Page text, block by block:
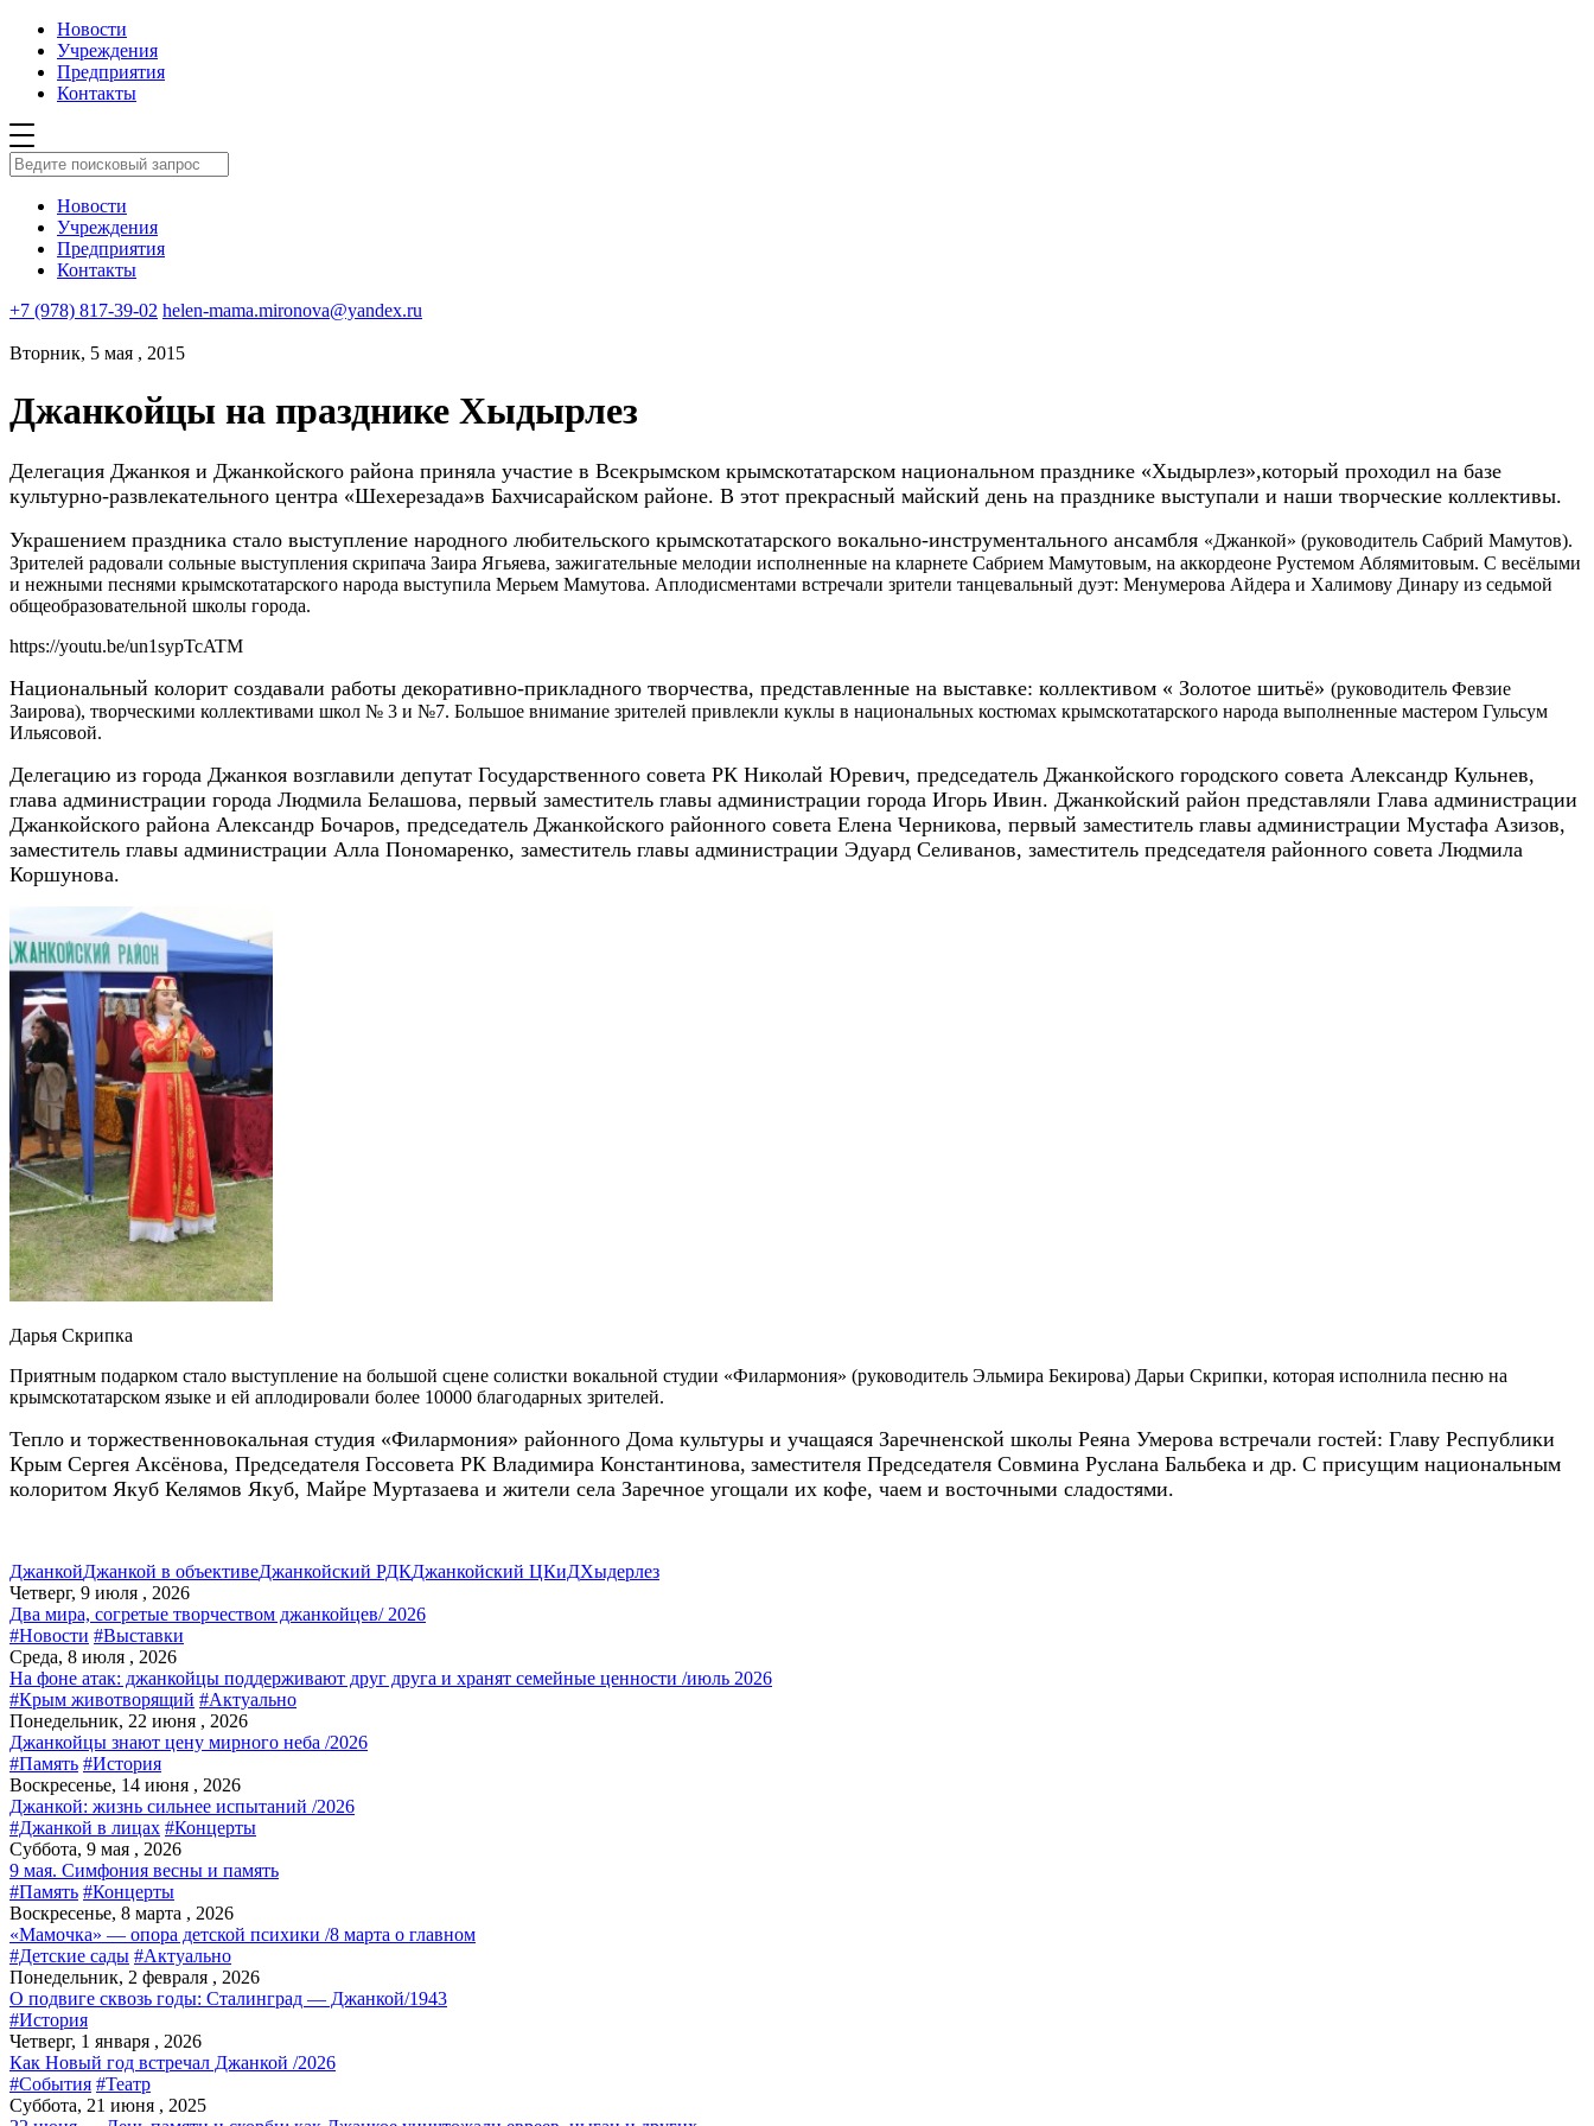
Новости
Учреждения
Предприятия
Контакты
Новости
Учреждения
Предприятия
Контакты
+7 (978) 817-39-02 helen-mama.mironova@yandex.ru
Вторник, 5 мая , 2015
Джанкойцы на празднике Хыдырлез
Делегация Джанкоя и Джанкойского района приняла участие в Всекрымском крымскотатарском национальном празднике «Хыдырлез»,который проходил на базе
культурно-развлекательного центра «Шехерезада»в Бахчисарайском районе. В этот прекрасный майский день на празднике выступали и наши творческие коллективы.
Украшением праздника стало выступление народного любительского крымскотатарского вокально-инструментального ансамбля «Джанкой» (руководитель Сабрий Мамутов).
Зрителей радовали сольные выступления скрипача Заира Ягьяева, зажигательные мелодии исполненные на кларнете Сабрием Мамутовым, на аккордеоне Рустемом Аблямитовым. С весёлыми
и нежными песнями крымскотатарского народа выступила Мерьем Мамутова. Аплодисментами встречали зрители танцевальный дуэт: Менумерова Айдера и Халимову Динару из седьмой
общеобразовательной школы города.
https://youtu.be/un1sypTcATM
Национальный колорит создавали работы декоративно-прикладного творчества, представленные на выставке: коллективом « Золотое шитьё» (руководитель Февзие
Заирова), творческими коллективами школ № 3 и №7. Большое внимание зрителей привлекли куклы в национальных костюмах крымскотатарского народа выполненные мастером Гульсум
Ильясовой.
Делегацию из города Джанкоя возглавили депутат Государственного совета РК Николай Юревич, председатель Джанкойского городского совета Александр Кульнев,
глава администрации города Людмила Белашова, первый заместитель главы администрации города Игорь Ивин. Джанкойский район представляли Глава администрации
Джанкойского района Александр Бочаров, председатель Джанкойского районного совета Елена Черникова, первый заместитель главы администрации Мустафа Азизов,
заместитель главы администрации Алла Пономаренко, заместитель главы администрации Эдуард Селиванов, заместитель председателя районного совета Людмила
Коршунова.
Дарья Скрипка
Приятным подарком стало выступление на большой сцене солистки вокальной студии «Филармония» (руководитель Эльмира Бекирова) Дарьи Скрипки, которая исполнила песню на
крымскотатарском языке и ей аплодировали более 10000 благодарных зрителей.
Тепло и торжественновокальная студия «Филармония» районного Дома культуры и учащаяся Заречненской школы Реяна Умерова встречали гостей: Главу Республики
Крым Сергея Аксёнова, Председателя Госсовета РК Владимира Константинова, заместителя Председателя Совмина Руслана Бальбека и др. С присущим национальным
колоритом Якуб Келямов Якуб, Майре Муртазаева и жители села Заречное угощали их кофе, чаем и восточными сладостями.
ДжанкойДжанкой в объективеДжанкойский РДКДжанкойский ЦКиДХыдерлез
Четверг, 9 июля , 2026
Два мира, согретые творчеством джанкойцев/ 2026
#Новости #Выставки
Среда, 8 июля , 2026
На фоне атак: джанкойцы поддерживают друг друга и хранят семейные ценности /июль 2026
#Крым животворящий #Актуально
Понедельник, 22 июня , 2026
Джанкойцы знают цену мирного неба /2026
#Память #История
Воскресенье, 14 июня , 2026
Джанкой: жизнь сильнее испытаний /2026
#Джанкой в лицах #Концерты
Суббота, 9 мая , 2026
9 мая. Симфония весны и память
#Память #Концерты
Воскресенье, 8 марта , 2026
«Мамочка» — опора детской психики /8 марта о главном
#Детские сады #Актуально
Понедельник, 2 февраля , 2026
О подвиге сквозь годы: Сталинград — Джанкой/1943
#История
Четверг, 1 января , 2026
Как Новый год встречал Джанкой /2026
#События #Театр
Суббота, 21 июня , 2025